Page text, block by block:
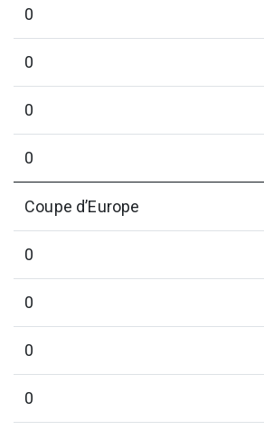
0
0
0
0
Coupe d’Europe
0
0
0
0